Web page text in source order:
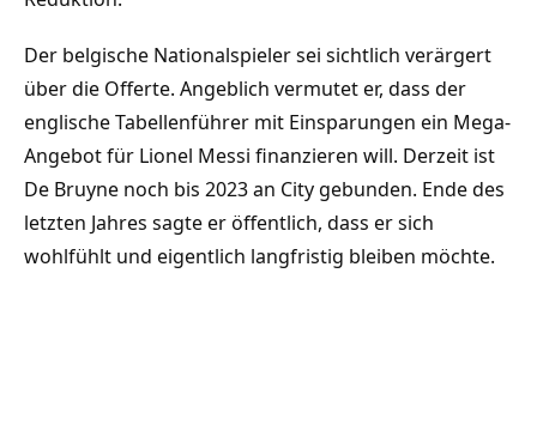
Der belgische Nationalspieler sei sichtlich verärgert
über die Offerte. Angeblich vermutet er, dass der
englische Tabellenführer mit Einsparungen ein Mega-
Angebot für Lionel Messi finanzieren will. Derzeit ist
De Bruyne noch bis 2023 an City gebunden. Ende des
letzten Jahres sagte er öffentlich, dass er sich
wohlfühlt und eigentlich langfristig bleiben möchte.